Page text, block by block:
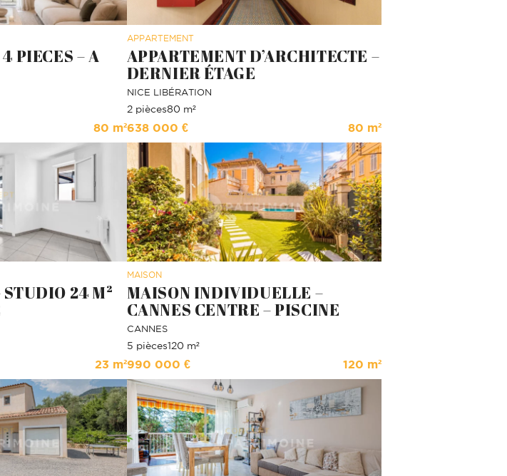
PIECES – A
80 m²
APPARTEMENT
APPARTEMENT D’ARCHITECTE –
DERNIER ÉTAGE
NICE LIBÉRATION
2 pièces80 m²
638 000 € 80 m²
24 M²
23 m²
MAISON
MAISON INDIVIDUELLE –
CANNES CENTRE – PISCINE
CANNES
5 pièces120 m²
990 000 € 120 m²